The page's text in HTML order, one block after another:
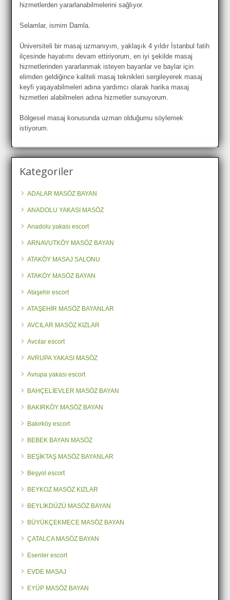
hizmetlerden yararlanabilmelerini sağlıyor.
Selamlar, ismim Damla.
Üniversiteli bir masaj uzmanıyım, yaklaşık 4 yıldır İstanbul fatih
ilçesinde hayatımı devam ettiriyorum, en iyi şekilde masaj
hizmetlerinden yararlanmak isteyen bayanlar ve baylar için
elimden geldiğince kaliteli masaj teknikleri sergileyerek masaj
keyfi yaşayabilmeleri adına yardımcı olarak harika masaj
hizmetleri alabilmeleri adına hizmetler sunuyorum.
Bölgesel masaj konusunda uzman olduğumu söylemek
istiyorum.
Kategoriler
ADALAR MASÖZ BAYAN
ANADOLU YAKASI MASÖZ
Anadolu yakası escort
ARNAVUTKÖY MASÖZ BAYAN
ATAKÖY MASAJ SALONU
ATAKÖY MASÖZ BAYAN
Ataşehir escort
ATAŞEHİR MASÖZ BAYANLAR
AVCILAR MASÖZ KIZLAR
Avcılar escort
AVRUPA YAKASI MASÖZ
Avrupa yakası escort
BAHÇELİEVLER MASÖZ BAYAN
BAKIRKÖY MASÖZ BAYAN
Bakırköy escort
BEBEK BAYAN MASÖZ
BEŞİKTAŞ MASÖZ BAYANLAR
Beşyol escort
BEYKOZ MASÖZ KIZLAR
BEYLİKDÜZÜ MASÖZ BAYAN
BÜYÜKÇEKMECE MASÖZ BAYAN
ÇATALCA MASÖZ BAYAN
Esenler escort
EVDE MASAJ
EYÜP MASÖZ BAYAN